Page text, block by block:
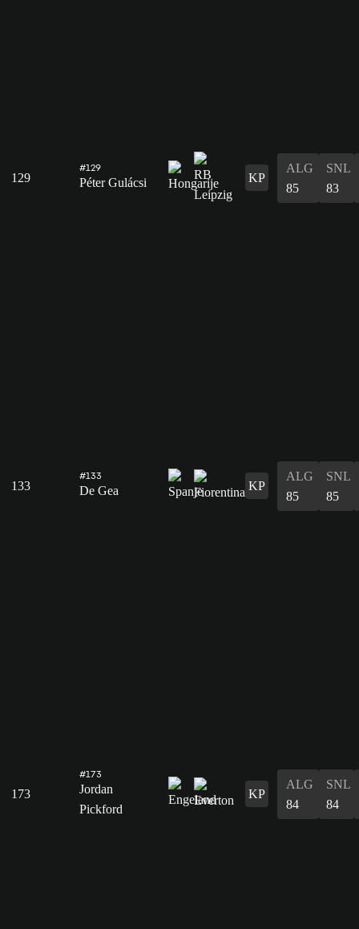
129
#129
Péter Gulácsi KP
ALG
85
SNL
83
133
#133
De Gea KP
ALG
85
SNL
85
173
#173
Jordan
Pickford
KP
ALG
84
SNL
84